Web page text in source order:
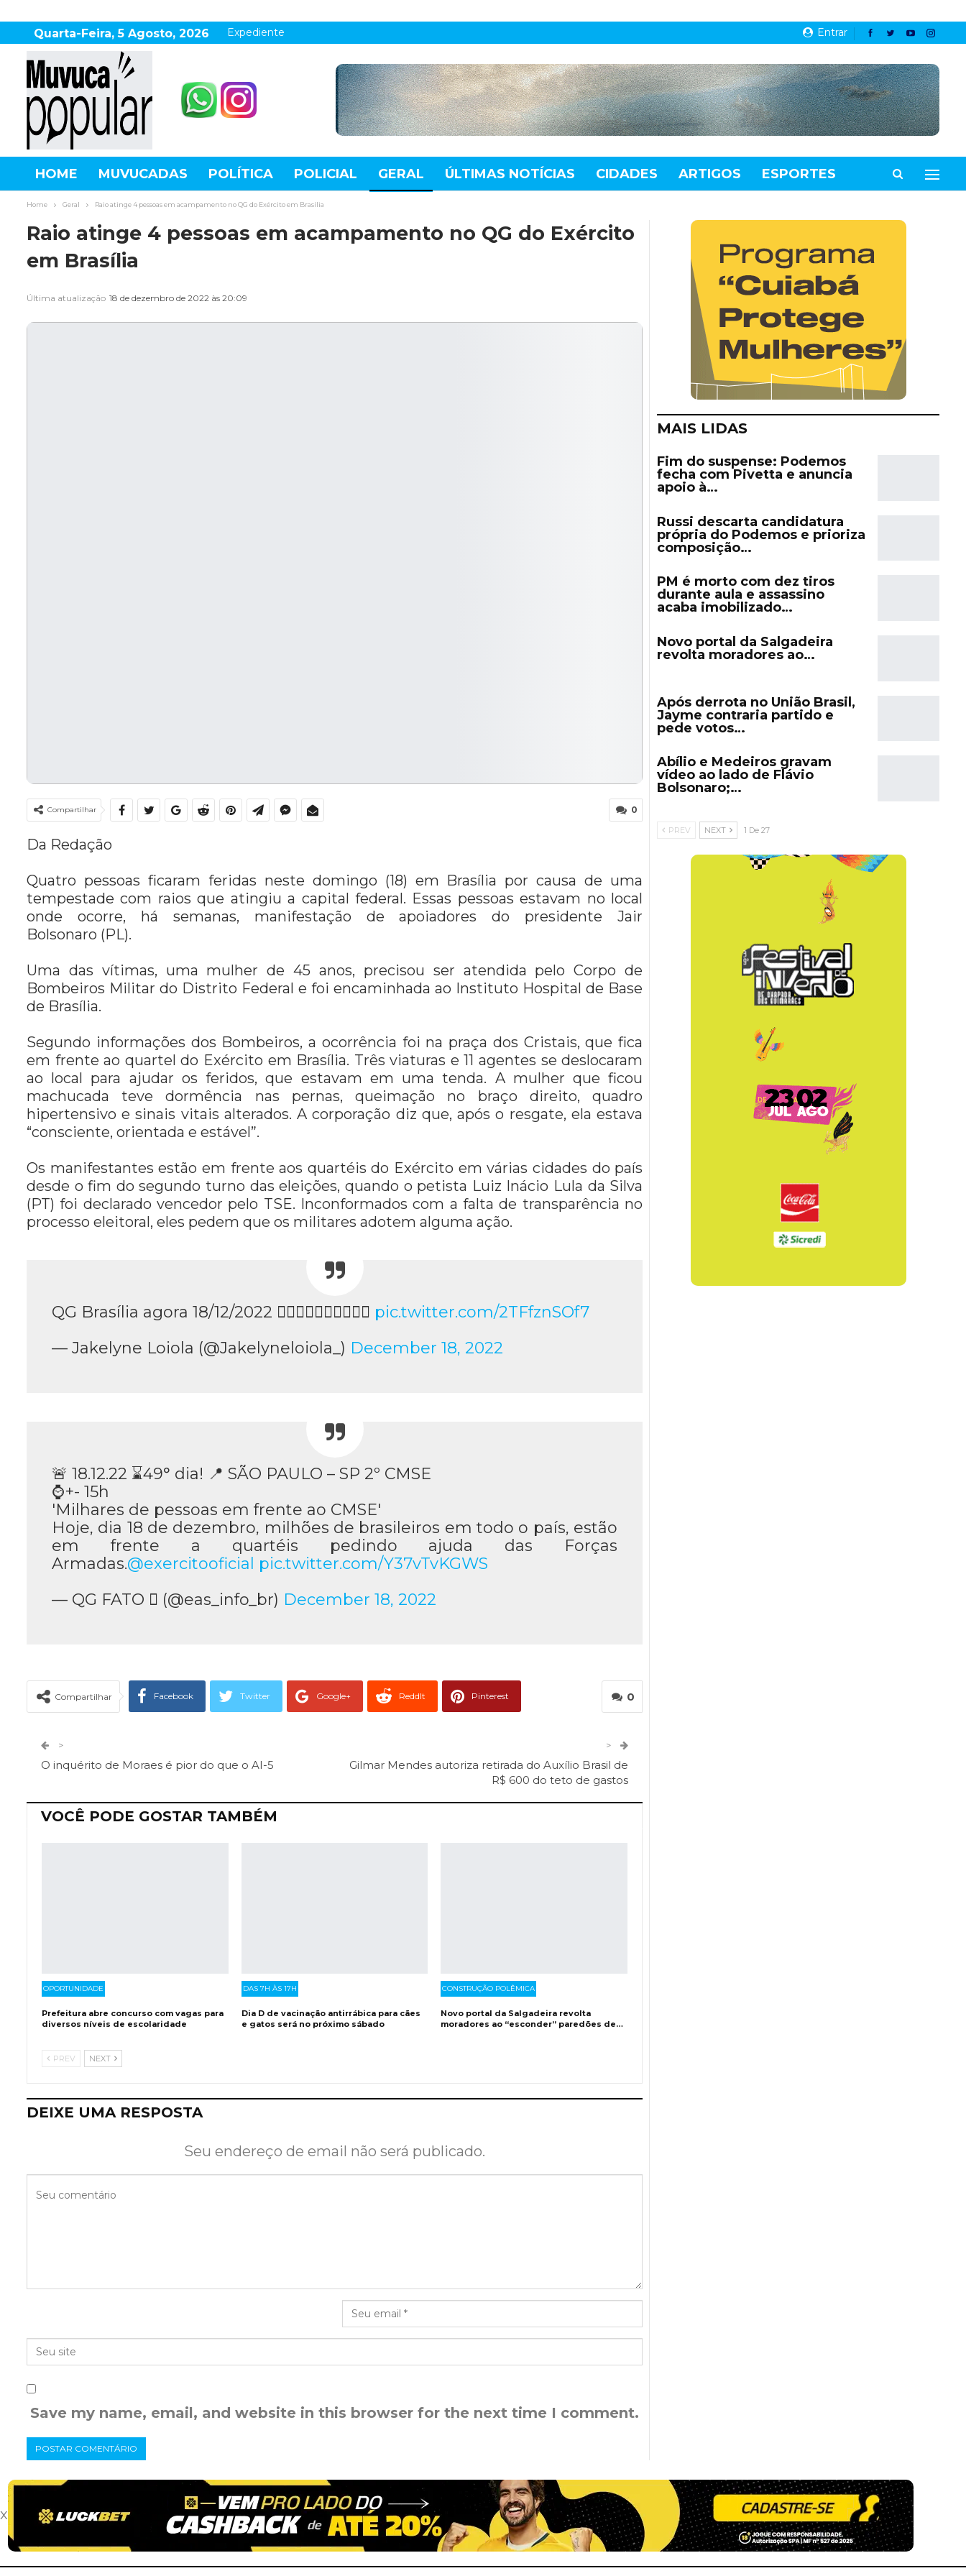
Entrar
Quarta-Feira, 5 Agosto, 2026 Expediente
HOME MUVUCADAS POLÍTICA POLICIAL GERAL ÚLTIMAS NOTÍCIAS CIDADES ARTIGOS ESPORTES
AGRONEGÓCIO DESTAQUES ESPORTE
Home Geral Raio atinge 4 pessoas em acampamento no QG do Exército em Brasília
Raio atinge 4 pessoas em acampamento no QG do Exército
em Brasília
Última atualização 18 de dezembro de 2022 às 20:09
0
Compartilhar
Da Redação
Quatro pessoas ficaram feridas neste domingo (18) em Brasília por causa de uma
tempestade com raios que atingiu a capital federal. Essas pessoas estavam no local
onde ocorre, há semanas, manifestação de apoiadores do presidente Jair
Bolsonaro (PL).
Uma das vítimas, uma mulher de 45 anos, precisou ser atendida pelo Corpo de
Bombeiros Militar do Distrito Federal e foi encaminhada ao Instituto Hospital de Base
de Brasília.
Segundo informações dos Bombeiros, a ocorrência foi na praça dos Cristais, que fica
em frente ao quartel do Exército em Brasília. Três viaturas e 11 agentes se deslocaram
ao local para ajudar os feridos, que estavam em uma tenda. A mulher que ficou
machucada teve dormência nas pernas, queimação no braço direito, quadro
hipertensivo e sinais vitais alterados. A corporação diz que, após o resgate, ela estava
“consciente, orientada e estável”.
Os manifestantes estão em frente aos quartéis do Exército em várias cidades do país
desde o fim do segundo turno das eleições, quando o petista Luiz Inácio Lula da Silva
(PT) foi declarado vencedor pelo TSE. Inconformados com a falta de transparência no
processo eleitoral, eles pedem que os militares adotem alguma ação.
QG Brasília agora 18/12/2022 👇🏻🇧🇷🇧🇷🇧🇷🇧🇷 pic.twitter.com/2TFfznSOf7
— Jakelyne Loiola (@Jakelyneloiola_) December 18, 2022
🚨 18.12.22 ⌛️49° dia! 📍 SÃO PAULO – SP 2º CMSE
⌚️+- 15h
'Milhares de pessoas em frente ao CMSE'
Hoje, dia 18 de dezembro, milhões de brasileiros em todo o país, estão
em frente a quartéis pedindo ajuda das Forças
Armadas.@exercitooficial pic.twitter.com/Y37vTvKGWS
— QG FATO  (@eas_info_br) December 18, 2022
0
Compartilhar Facebook Twitter Google+ ReddIt Pinterest
>
O inquérito de Moraes é pior do que o AI-5
>
Gilmar Mendes autoriza retirada do Auxílio Brasil de
R$ 600 do teto de gastos
VOCÊ PODE GOSTAR TAMBÉM
OPORTUNIDADE
Prefeitura abre concurso com vagas para
diversos níveis de escolaridade
DAS 7H ÀS 17H
Dia D de vacinação antirrábica para cães
e gatos será no próximo sábado
CONSTRUÇÃO POLÊMICA
Novo portal da Salgadeira revolta
moradores ao “esconder” paredões de…
PREV NEXT
DEIXE UMA RESPOSTA
Seu endereço de email não será publicado.
Save my name, email, and website in this browser for the next time I comment.
MAIS LIDAS
Fim do suspense: Podemos
fecha com Pivetta e anuncia
apoio à…
Russi descarta candidatura
própria do Podemos e prioriza
composição…
PM é morto com dez tiros
durante aula e assassino
acaba imobilizado…
Novo portal da Salgadeira
revolta moradores ao…
Após derrota no União Brasil,
Jayme contraria partido e
pede votos…
Abílio e Medeiros gravam
vídeo ao lado de Flávio
Bolsonaro;…
PREV NEXT 1 De 27
x